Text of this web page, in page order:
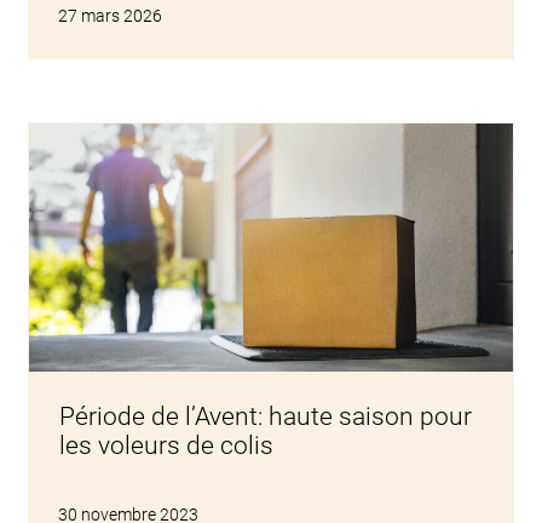
27 mars 2026
Période de l’Avent: haute saison pour
les voleurs de colis
30 novembre 2023